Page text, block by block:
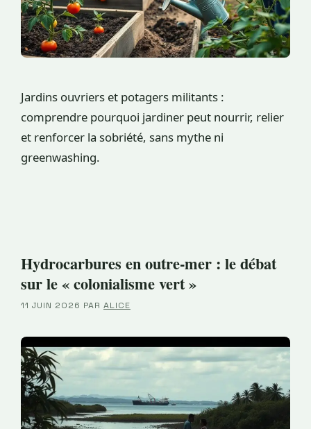
Jardins ouvriers et potagers militants :
comprendre pourquoi jardiner peut nourrir, relier
et renforcer la sobriété, sans mythe ni
greenwashing.
Hydrocarbures en outre-mer : le débat
sur le « colonialisme vert »
11 JUIN 2026 PAR ALICE